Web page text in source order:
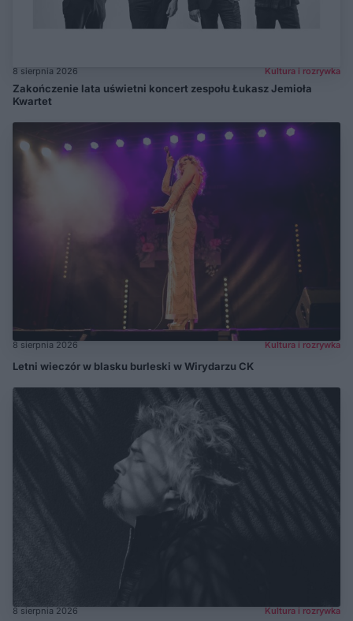
8 sierpnia 2026 Kultura i rozrywka
Zakończenie lata uświetni koncert zespołu Łukasz Jemioła
Kwartet
8 sierpnia 2026 Kultura i rozrywka
Letni wieczór w blasku burleski w Wirydarzu CK
8 sierpnia 2026 Kultura i rozrywka